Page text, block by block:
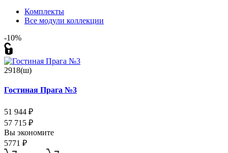
Комплекты
Все модули коллекции
-10%
2918(ш)
Гостиная Прага №3
51 944 ₽
57 715 ₽
Вы экономите
5771 ₽